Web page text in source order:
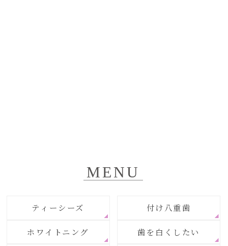
MENU
ティーシーズ 付け八重歯
ホワイトニング 歯を白くしたい